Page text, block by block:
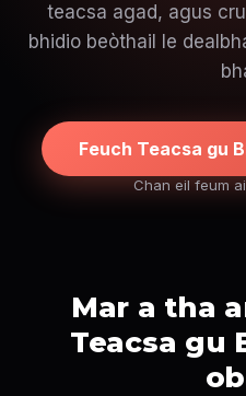
teacsa agad, agus
bhidio beòthail le
Feuch Teacsa gu
Chan eil feum
Mar a tha
Teacsa gu